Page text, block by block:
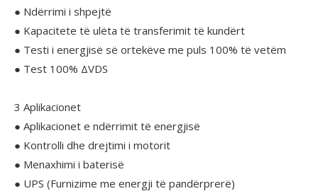
● Ndërrimi i shpejtë
● Kapacitete të ulëta të transferimit të kundërt
● Testi i energjisë së ortekëve me puls 100% të vetëm
● Test 100% ΔVDS
3 Aplikacionet
● Aplikacionet e ndërrimit të energjisë
● Kontrolli dhe drejtimi i motorit
● Menaxhimi i baterisë
● UPS (Furnizime me energji të pandërprerë)